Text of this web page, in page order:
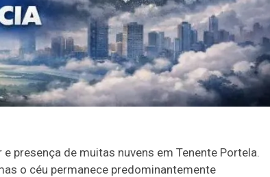
presença de muitas nuvens em Tenente Portela.
o céu permanece predominantemente